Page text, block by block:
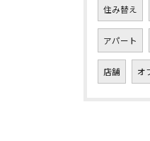
住み替え
アパート
店舗 オ